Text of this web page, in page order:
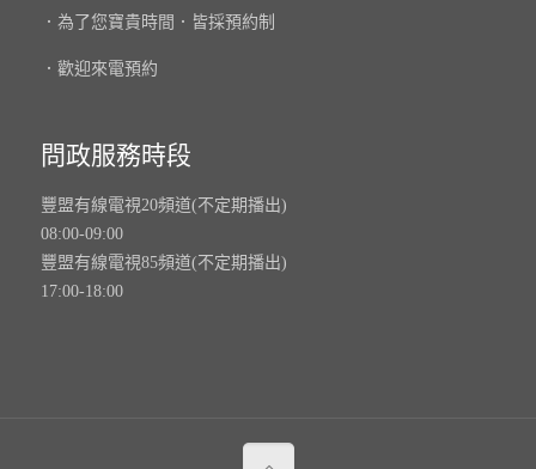
．為了您寶貴時間．皆採預約制
．歡迎來電預約
問政服務時段
豐盟有線電視20頻道(不定期播出)
08:00-09:00
豐盟有線電視85頻道(不定期播出)
17:00-18:00